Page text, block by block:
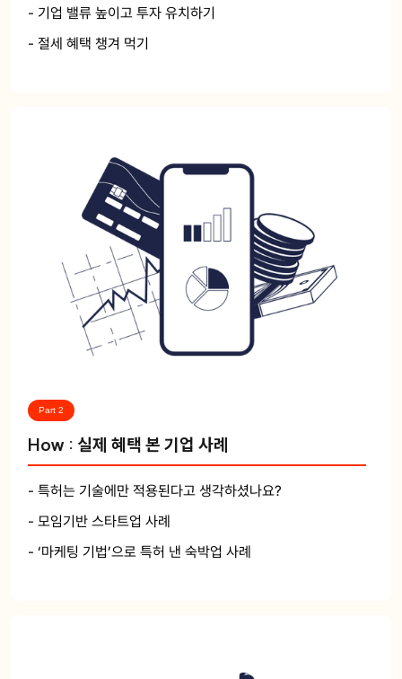
- 기업 밸류 높이고 투자 유치하기
- 절세 혜택 챙겨 먹기
Part 2
How : 실제 혜택 본 기업 사례
- 특허는 기술에만 적용된다고 생각하셨나요?
- 모임기반 스타트업 사례
- ‘마케팅 기법’으로 특허 낸 숙박업 사례